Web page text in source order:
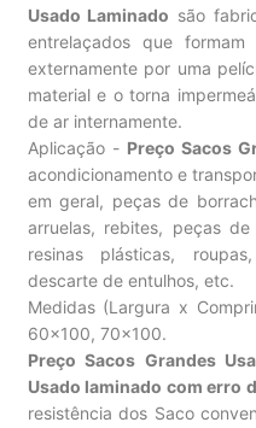
Usado Laminado são
entrelaçados que
externamente por uma
material e o torna
de ar internamente.
Aplicação - Preço Sacos
acondicionamento e
em geral, peças de
arruelas, rebites, peças
resinas plásticas,
descarte de entulhos, etc.
Medidas (Largura x
60×100, 70×100.
Preço Sacos Grandes
Usado laminado com erro
resistência dos Saco